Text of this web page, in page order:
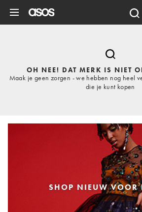
OH NEE! DAT MERK IS NIET
Maak je geen zorgen - we hebben nog heel
die je kunt kopen
SHOP NIEUW VOOR